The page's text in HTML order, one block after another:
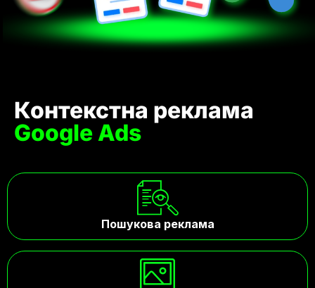
Контекстна реклама
Google Ads
Пошукова реклама